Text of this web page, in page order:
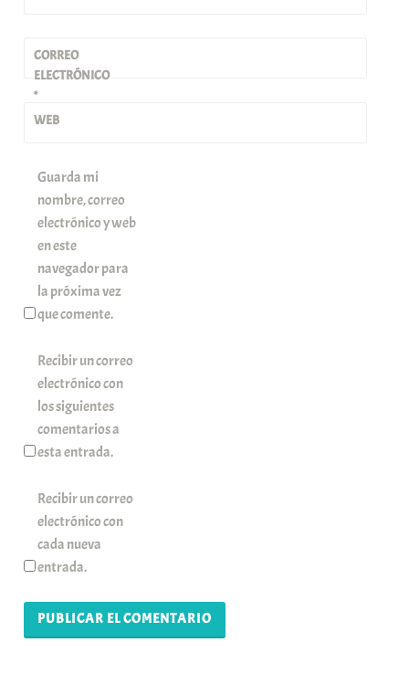
CORREO
ELECTRÓNICO
*
WEB
Guarda mi
nombre, correo
electrónico y web
en este
navegador para
la próxima vez
que comente.
Recibir un correo
electrónico con
los siguientes
comentarios a
esta entrada.
Recibir un correo
electrónico con
cada nueva
entrada.